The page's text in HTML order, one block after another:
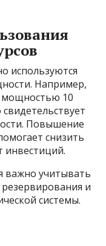
используются
Например,
мощностью 10
Повышение
снизить
инвестиций.
важно учитывать
и
системы.